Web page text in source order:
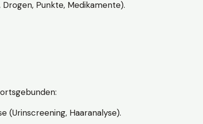
Punkte, Medikamente).
(Urinscreening, Haaranalyse).